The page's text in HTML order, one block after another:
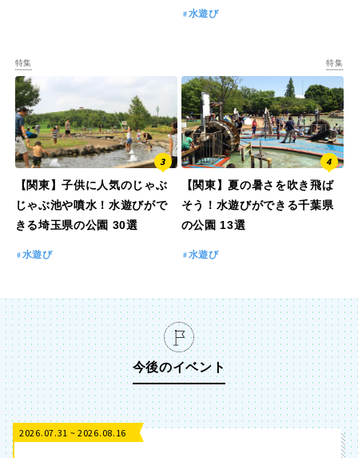
水遊び
特集
【関東】子供に人気のじゃぶ
じゃぶ池や噴水！水遊びがで
きる埼玉県の公園 30選
水遊び
特集
【関東】夏の暑さを吹き飛ば
そう！水遊びができる千葉県
の公園 13選
水遊び
今後のイベント
2026.07.31 ~ 2026.08.16